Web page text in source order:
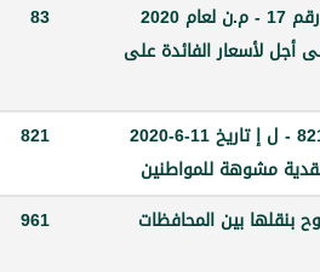
تعديل المادة رقم 1من القرار رقم 17 - م.ن لعام 2020
أجل لأسعار الفائدة على
83
قرار لجنة إدارة المصرف رقم 821 - ل إ تاريخ 11-6-2020
مشوهة للمواطنين
821
بنقلها بين المحافظات
961